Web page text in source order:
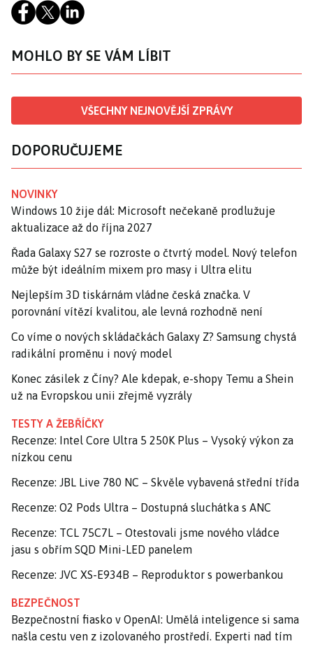
MOHLO BY SE VÁM LÍBIT
VŠECHNY NEJNOVĚJŠÍ ZPRÁVY
DOPORUČUJEME
NOVINKY
Windows 10 žije dál: Microsoft nečekaně prodlužuje
aktualizace až do října 2027
Řada Galaxy S27 se rozroste o čtvrtý model. Nový telefon
může být ideálním mixem pro masy i Ultra elitu
Nejlepším 3D tiskárnám vládne česká značka. V
porovnání vítězí kvalitou, ale levná rozhodně není
Co víme o nových skládačkách Galaxy Z? Samsung chystá
radikální proměnu i nový model
Konec zásilek z Číny? Ale kdepak, e-shopy Temu a Shein
už na Evropskou unii zřejmě vyzrály
TESTY A ŽEBŘÍČKY
Recenze: Intel Core Ultra 5 250K Plus – Vysoký výkon za
nízkou cenu
Recenze: JBL Live 780 NC – Skvěle vybavená střední třída
Recenze: O2 Pods Ultra – Dostupná sluchátka s ANC
Recenze: TCL 75C7L – Otestovali jsme nového vládce
jasu s obřím SQD Mini-LED panelem
Recenze: JVC XS-E934B – Reproduktor s powerbankou
BEZPEČNOST
Bezpečnostní fiasko v OpenAI: Umělá inteligence si sama
našla cestu ven z izolovaného prostředí. Experti nad tím